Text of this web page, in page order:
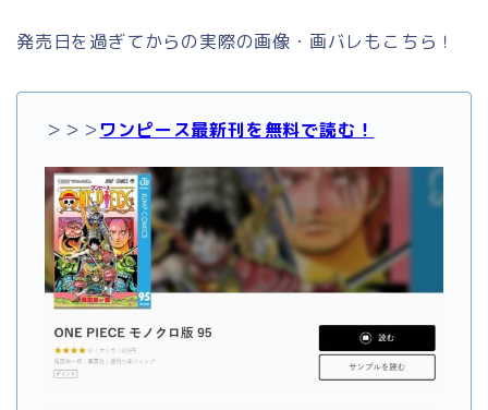
発売日を過ぎてからの実際の画像・画バレもこちら！
＞＞＞ワンピース最新刊を無料で読む！